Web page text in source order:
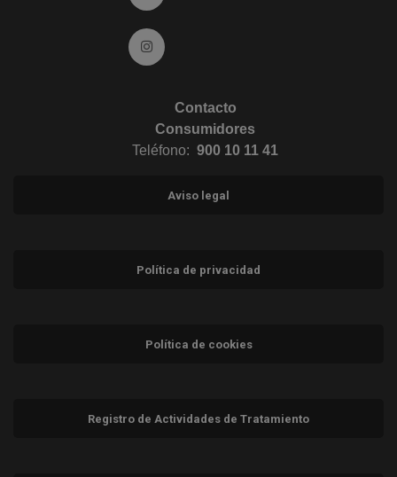
Ir a Instagram (abre en ventana nueva)
Contacto
Consumidores
Teléfono: 900 10 11 41
Aviso legal
Política de privacidad
Política de cookies
Registro de Actividades de Tratamiento